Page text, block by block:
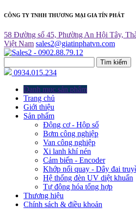
CÔNG TY TNHH THƯƠNG MẠI GIA TÍN PHÁT
58 Đường số 45, Phường An Hội Tây,
Việt Nam sales2@giatinphatvn.com
Tìm kiếm
0934.015.234
Danh mục sản phẩm
Trang chủ
Giới thiệu
Sản phẩm
Động cơ - Hộp số
Bơm công nghiệp
Van công nghiệp
Xi lanh khí nén
Cảm biến - Encoder
Khớp nối quay - Dây đai
Hệ thống đèn UV diệt khuẩn
Tự động hóa tổng hợp
Thương hiệu
Chính sách & điều khoản